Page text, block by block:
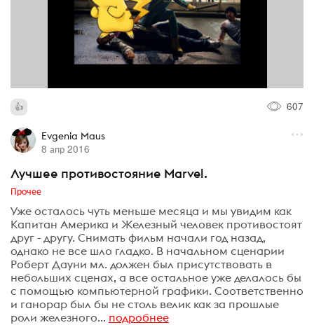
607
Evgenia Maus
8 апр 2016
Лучшее противостояние Marvel.
Прочее
Уже осталось чуть меньше месяца и мы увидим как
Капитан Америка и Железный человек противостоят
друг - другу. Снимать фильм начали год назад,
однако не все шло гладко. В начальном сценарии
Роберт Дауни мл. должен был присутствовать в
небольших сценах, а все остальное уже делалось бы
с помощью компьютерной графики. Соответственно
и ганорар был бы не столь велик как за прошлые
роли железного... подробнее